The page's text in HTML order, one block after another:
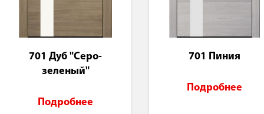
701 Дуб "Серо-
зеленый"
Подробнее
701 Пиния
Подробнее